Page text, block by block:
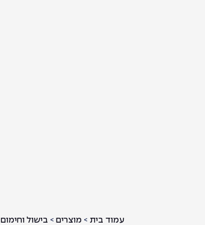
עמוד בית > מוצרים > בישול וחימום